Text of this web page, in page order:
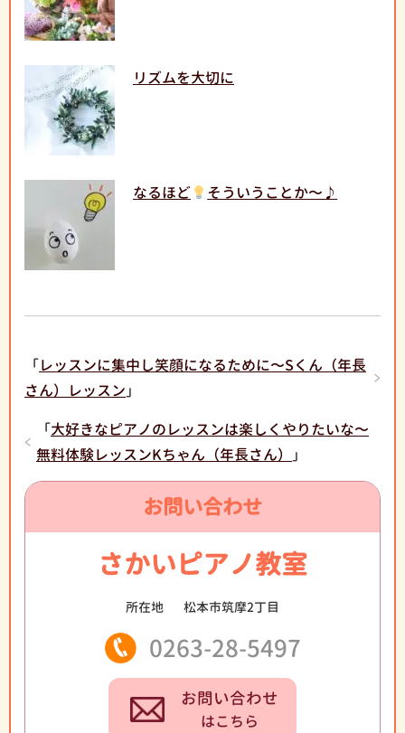
リズムを大切に
なるほど そういうことか〜♪
「レッスンに集中し笑顔になるために〜Sくん（年長
さん）レッスン 」
「大好きなピアノのレッスンは楽しくやりたいな〜
無料体験レッスンKちゃん（年長さん）
」
お問い合わせ
さかいピアノ教室
所在地 松本市筑摩2丁目
0263-28-5497
お問い合わせ
はこちら